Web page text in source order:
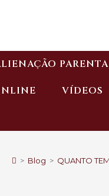
VÍDEOS
> Blog > QUANTO